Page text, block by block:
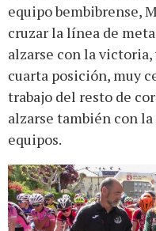
equipo bembibrense,
cruzar la línea de
alzarse con la
cuarta posición, muy
trabajo del resto de
alzarse también con
equipos.